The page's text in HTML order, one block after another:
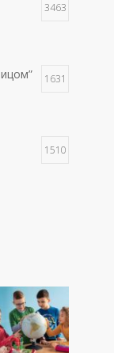
3463
1631
1510
1428